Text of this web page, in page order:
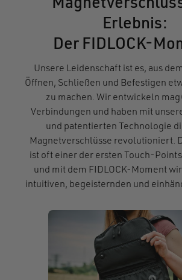
Erlebnis:
Der FIDLOCK-
Unsere Leidenschaft ist es, aus
Öffnen, Schließen und Befestigen
zu machen. Wir entwickeln
Verbindungen und haben mit
und patentierten Technologie
Magnetverschlüsse revolutioniert.
ist oft einer der ersten Touch-
und mit dem FIDLOCK-Moment
intuitiven, begeisternden und